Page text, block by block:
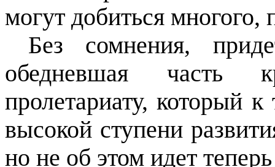
могут добиться
Без сомнения,
обедневшая часть
пролетариату, который
высокой ступени
но не об этом идет